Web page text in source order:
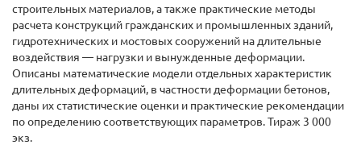
строительных материалов, а также практические методы
расчета конструкций гражданских и промышленных зданий,
гидротехнических и мостовых сооружений на длительные
воздействия — нагрузки и вынужденные деформации.
Описаны математические модели отдельных характеристик
длительных деформаций, в частности деформации бетонов,
даны их статистические оценки и практические рекомендации
по определению соответствующих параметров. Тираж 3 000
экз.